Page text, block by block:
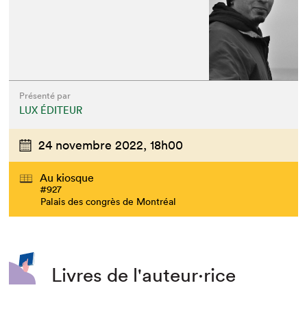
Présenté par
LUX ÉDITEUR
24 novembre 2022, 18h00
Au kiosque
#927
Palais des congrès de Montréal
Livres de l'auteur·rice